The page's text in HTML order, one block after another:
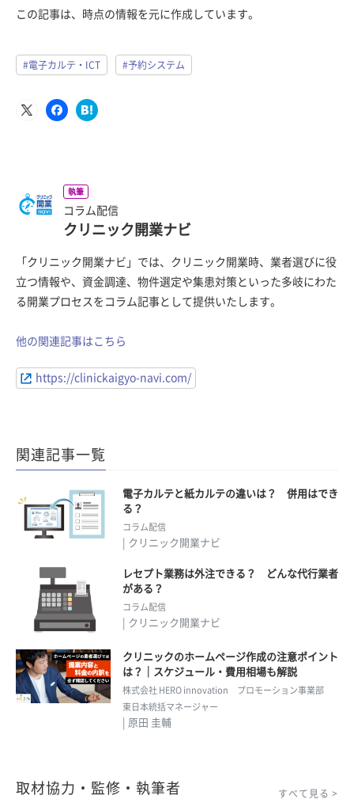
この記事は、時点の情報を元に作成しています。
#電子カルテ・ICT #予約システム
執筆
コラム配信
クリニック開業ナビ
「クリニック開業ナビ」では、クリニック開業時、業者選びに役
立つ情報や、資金調達、物件選定や集患対策といった多岐にわた
る開業プロセスをコラム記事として提供いたします。
他の関連記事はこちら
https://clinickaigyo-navi.com/
関連記事一覧
電子カルテと紙カルテの違いは？ 併用はでき
る？
コラム配信
| クリニック開業ナビ
レセプト業務は外注できる？ どんな代行業者
がある？
コラム配信
| クリニック開業ナビ
クリニックのホームページ作成の注意ポイント
は？｜スケジュール・費用相場も解説
株式会社 HERO innovation プロモーション事業部
東日本統括マネージャー
| 原田 圭輔
取材協力・監修・執筆者 すべて見る